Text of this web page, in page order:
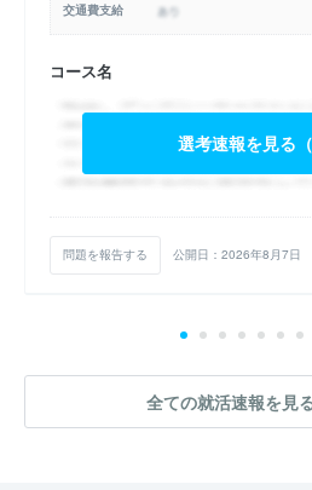
交通費支給
コース名
選考速報を見る（
問題を報告する 公開日：2026年8月7日
全ての就活速報を見